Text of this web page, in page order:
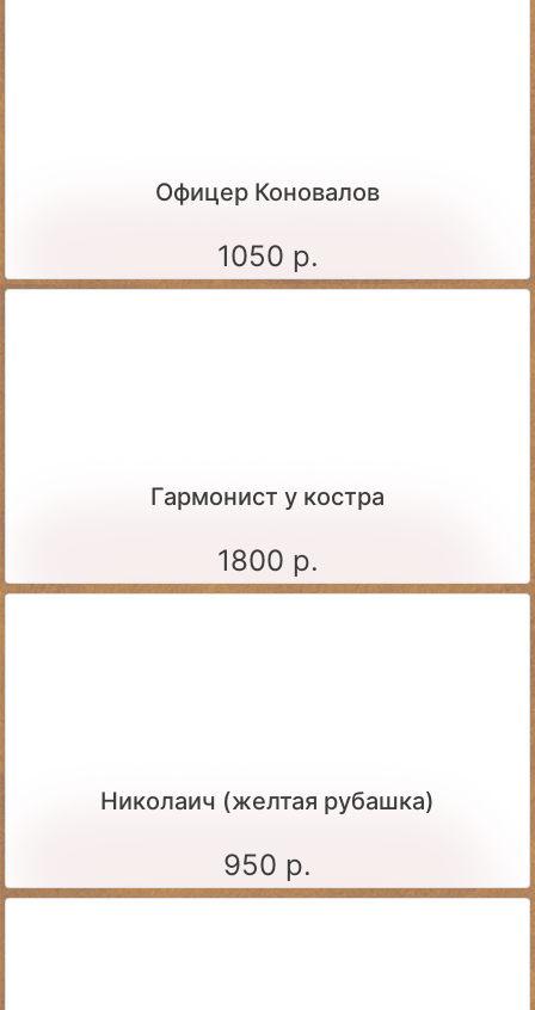
Офицер Коновалов
1050 р.
Гармонист у костра
1800 р.
Николаич (желтая рубашка)
950 р.